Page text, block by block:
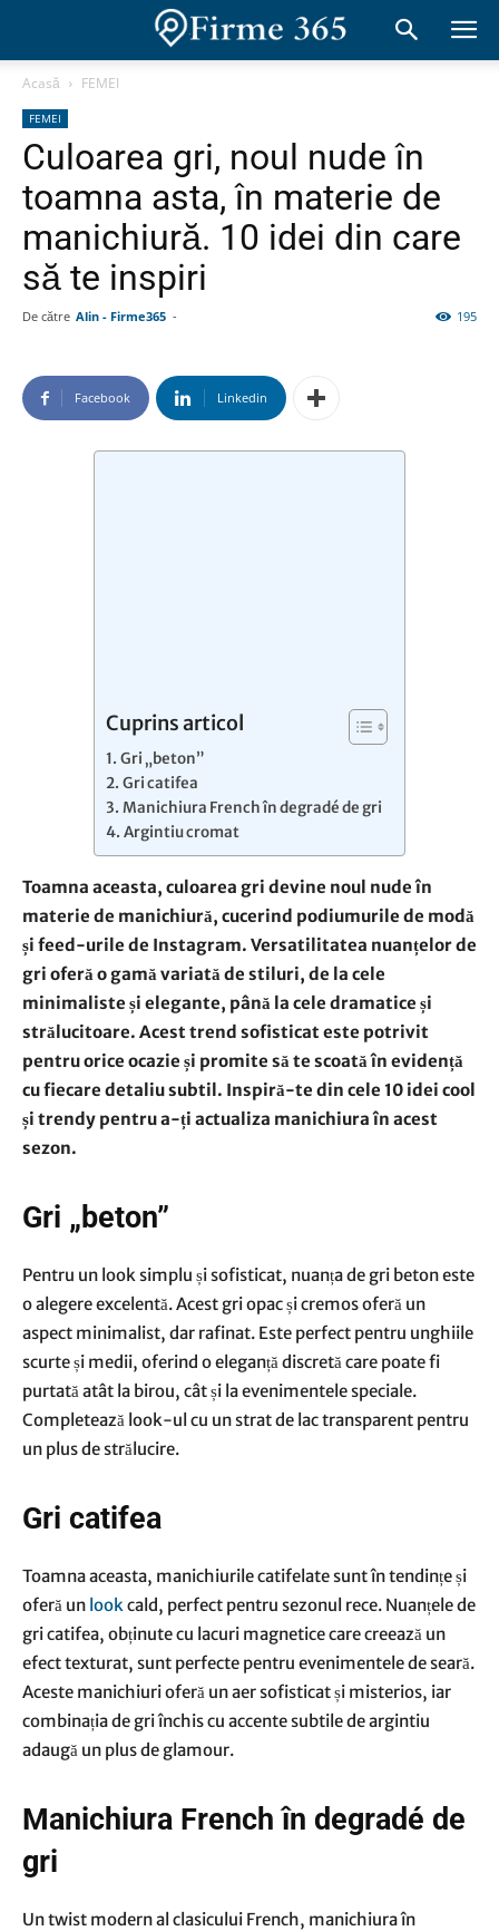
Acasă FEMEI
FEMEI
Culoarea gri, noul nude în
toamna asta, în materie de
manichiură. 10 idei din care
să te inspiri
De către Alin - Firme365 - 195
Facebook Linkedin
Cuprins articol
Gri „beton”
Gri catifea
Manichiura French în degradé de gri
Argintiu cromat
Toamna aceasta, culoarea gri devine noul nude în
materie de manichiură, cucerind podiumurile de modă
și feed-urile de Instagram. Versatilitatea nuanțelor de
gri oferă o gamă variată de stiluri, de la cele
minimaliste și elegante, până la cele dramatice și
strălucitoare. Acest trend sofisticat este potrivit
pentru orice ocazie și promite să te scoată în evidență
cu fiecare detaliu subtil. Inspiră-te din cele 10 idei cool
și trendy pentru a-ți actualiza manichiura în acest
sezon.
Gri „beton”
Pentru un look simplu și sofisticat, nuanța de gri beton este
o alegere excelentă. Acest gri opac și cremos oferă un
aspect minimalist, dar rafinat. Este perfect pentru unghiile
scurte și medii, oferind o eleganță discretă care poate fi
purtată atât la birou, cât și la evenimentele speciale.
Completează look-ul cu un strat de lac transparent pentru
un plus de strălucire.
Gri catifea
Toamna aceasta, manichiurile catifelate sunt în tendințe și
oferă un lookcald, perfect pentru sezonul rece. Nuanțele de
gri catifea, obținute cu lacuri magnetice care creează un
efect texturat, sunt perfecte pentru evenimentele de seară.
Aceste manichiuri oferă un aer sofisticat și misterios, iar
combinația de gri închis cu accente subtile de argintiu
adaugă un plus de glamour.
Manichiura French în degradé de
gri
Un twist modern al clasicului French, manichiura în